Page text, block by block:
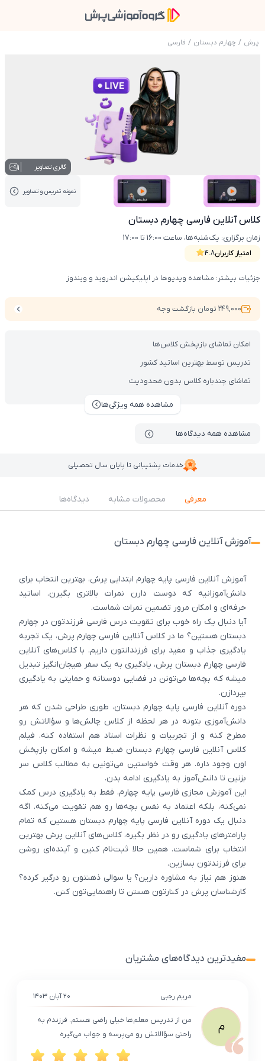
پرش / چهارم دبستان / فارسی
عکس محصول کلاس آنلاین فارسی چهارم
گالری تصاویر 1
عکس کاور نمونه تدریسعکس کاور نمونه تدریس
نمونه تدریس‌ و تصاویر
کلاس آنلاین فارسی چهارم دبستان
امتیاز کاربران4.8
زمان برگزاری: یک‌شنبه‌ها، ساعت 16:00 تا 17:00
امکان تماشای بازپخش کلاس‌ها
تدریس توسط بهترین اساتید کشور
تماشای چندباره کلاس بدون محدودیت
مشاهده همه ویژگی‌ها
مشاهده همه دیدگاه‌ها
خدمات پشتیبانی تا پایان سال تحصیلی
جزئیات بیشتر: مشاهده ویدیوها در اپلیکیشن اندروید و ویندوز
249,000 تومان بازگشت وجه
معرفی محصولات مشابه دیدگاه‌ها
آموزش آنلاین فارسی چهارم دبستان
آموزش آنلاین فارسی پایه چهارم ابتدایی پرش، بهترین انتخاب برای
دانش‌آموزانیه که دوست دارن نمرات بالاتری بگیرن. اساتید
حرفه‌ای و امکان مرور تضمین نمرات شماست.
آیا دنبال یک راه خوب برای تقویت درس فارسی فرزندتون در چهارم
دبستان هستین؟ ما در کلاس آنلاین فارسی چهارم پرش، یک تجربه
یادگیری جذاب و مفید برای فرزندانتون داریم. با کلاس‌های آنلاین
فارسی چهارم دبستان پرش، یادگیری به یک سفر هیجان‌انگیز تبدیل
میشه که بچه‌ها می‌تونن در فضایی دوستانه و حمایتی به یادگیری
بپردازن.
دوره آنلاین فارسی پایه چهارم دبستان، طوری طراحی شدن که هر
دانش‌آموزی بتونه در هر لحظه از کلاس چالش‌ها و سؤالاتش رو
مطرح کنه و از تجربیات و نظرات استاد هم استفاده کنه. فیلم
کلاس آنلاین فارسی چهارم دبستان ضبط میشه و امکان بازپخش
اون وجود داره. هر وقت خواستین می‌تونین به مطالب کلاس سر
بزنین تا دانش‌آموز به یادگیری ادامه بدن.
این آموزش مجازی فارسی پایه چهارم، فقط به یادگیری درس کمک
نمی‌کنه، بلکه اعتماد به نفس بچه‌ها رو هم تقویت می‌کنه. اگه
دنبال یک دوره آنلاین فارسی پایه چهارم دبستان هستین که تمام
پارامترهای یادگیری رو در نظر بگیره، کلاس‌های آنلاین پرش بهترین
انتخاب برای شماست. همین حالا ثبت‌نام کنین و آینده‌ای روشن
برای فرزندتون بسازین.
هنوز هم نیاز به مشاوره دارین؟ یا سوالی ذهنتون رو درگیر کرده؟
کارشناسان پرش در کنارتون هستن تا راهنمایی‌تون کنن.
مفیدترین دیدگاه‌های مشتریان
م
مریم رجبی ۲۰ آبان ۱۴۰۳
من از تدریس معلم‌ها خیلی راضی هستم. فرزندم به
راحتی سؤالاتش رو می‌پرسه و جواب می‌گیره